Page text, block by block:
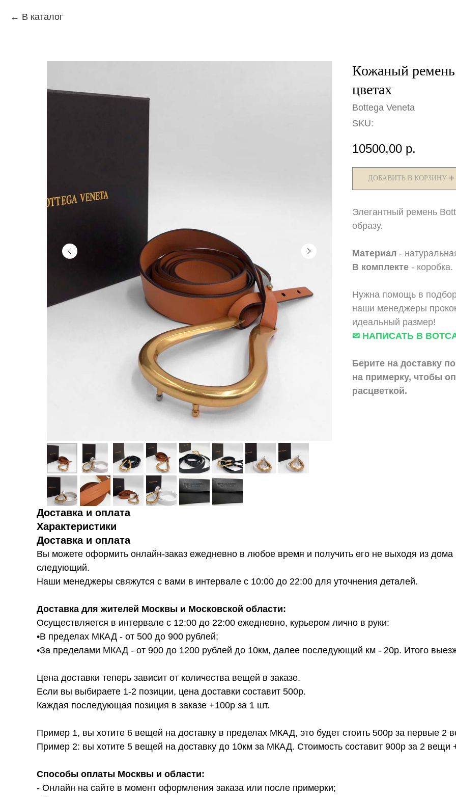
В каталог
Кожаный ремень
цветах
Bottega Veneta
SKU:
10500,00 р.
ДОБАВИТЬ В КОРЗИНУ ➕
️Элегантный ремень
образу.
Материал -
В комплекте - коробка.
Нужна помощь в
наши менеджеры
идеальный размер!
✉ НАПИСАТЬ В
Берите на доставку
на примерку, чтобы
расцветкой.
Доставка и оплата
Характеристики
Доставка и оплата
Вы можете оформить онлайн-заказ ежедневно в любое время и получить его не выходя из
следующий.
Наши менеджеры свяжутся с вами в интервале с 10:00 до 22:00 для уточнения деталей.
Доставка для жителей Москвы и Московской области:
Осуществляется в интервале с 12:00 до 22:00 ежедневно, курьером лично в руки:
•В пределах МКАД - от 500 до 900 рублей;
•За пределами МКАД - от 900 до 1200 рублей до 10км, далее последующий км - 20р. Итого
Цена доставки теперь зависит от количества вещей в заказе.
Если вы выбираете 1-2 позиции, цена доставки составит 500р.
Каждая последующая позиция в заказе +100р за 1 шт.
Пример 1, вы хотите 6 вещей на доставку в пределах МКАД, это будет стоить 500р за первые
Пример 2: вы хотите 5 вещей на доставку до 10км за МКАД. Стоимость составит 900р за 2
Способы оплаты Москвы и области:
- Онлайн на сайте в момент оформления заказа или после примерки;